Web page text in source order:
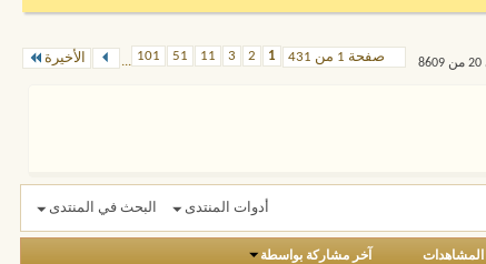
صفحة 1 من 431 1
2
3
11
51
101
... الأخيرة
أدوات المنتدى البحث في المنتدى
المشاهدات آخر مشاركة بواسطة